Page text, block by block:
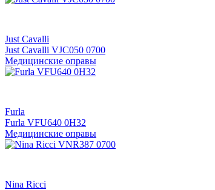
Just Cavalli
Just Cavalli VJC050 0700
Медицинские оправы
Furla
Furla VFU640 0H32
Медицинские оправы
Nina Ricci